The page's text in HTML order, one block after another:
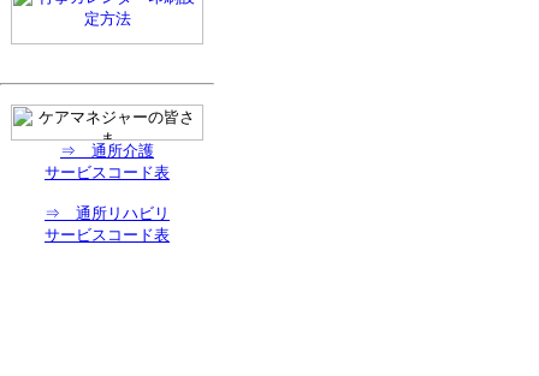
⇒ 通所介護
サービスコード表
⇒ 通所リハビリ
サービスコード表